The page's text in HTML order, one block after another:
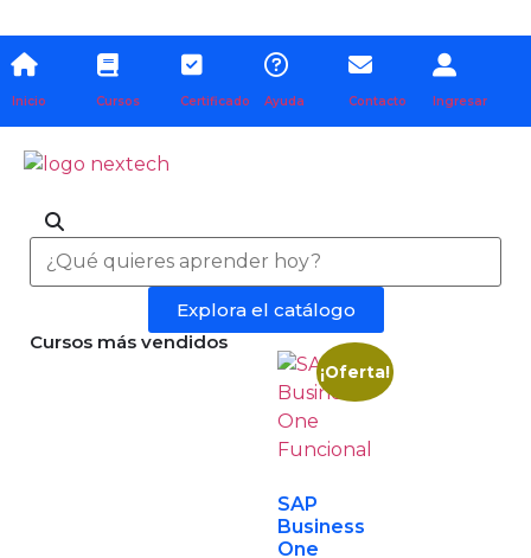
Inicio Cursos Certificado Ayuda Contacto Ingresar
Explora el catálogo
Cursos más vendidos
¡Oferta!
SAP
Business
One